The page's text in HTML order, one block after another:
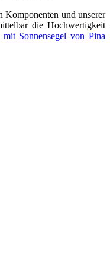
Komponenten und unserer
die Hochwertigkeit
Sonnensegel von Pina